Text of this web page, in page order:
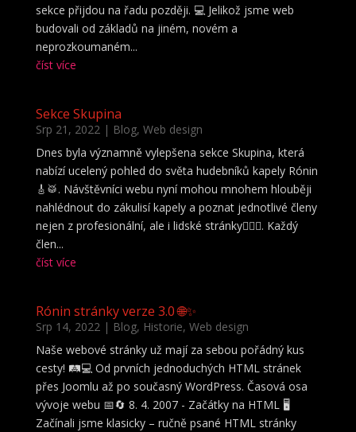
sekce přijdou na řadu později. 💻 Jelikož jsme web
budovali od základů na jiném, novém a
neprozkoumaném...
číst více
Sekce Skupina
Srp 21, 2022 | Blog, Web design
Dnes byla významně vylepšena sekce Skupina, která
nabízí ucelený pohled do světa hudebníků kapely Rónin
🎸🥁. Návštěvníci webu nyní mohou mnohem hlouběji
nahlédnout do zákulisí kapely a poznat jednotlivé členy
nejen z profesionální, ale i lidské stránky🕵️‍♀️👥. Každý
člen...
číst více
Rónin stránky verze 3.0 🌐✨
Srp 14, 2022 | Blog, Historie, Web design
Naše webové stránky už mají za sebou pořádný kus
cesty! 🛤️💻 Od prvních jednoduchých HTML stránek
přes Joomlu až po současný WordPress. Časová osa
vývoje webu 📅🔄 8. 4. 2007 - Začátky na HTML 🖥️
Začínali jsme klasicky – ručně psané HTML stránky